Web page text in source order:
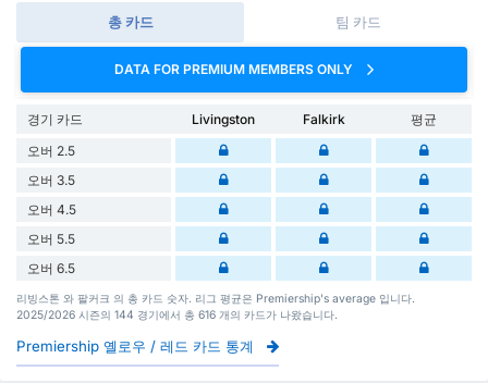
총 카드 팀 카드
DATA FOR PREMIUM MEMBERS ONLY
경기 카드 Livingston Falkirk
평균
오버 2.5
오버 3.5
오버 4.5
오버 5.5
오버 6.5
리빙스톤 와 팔커크 의 총 카드 숫자. 리그 평균은 Premiership's average 입니다.
2025/2026 시즌의 144 경기에서 총 616 개의 카드가 나왔습니다.
Premiership 옐로우 / 레드 카드 통계